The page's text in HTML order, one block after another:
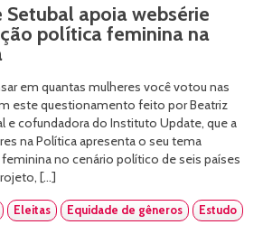
Setubal apoia websérie
política feminina na
em quantas mulheres você votou nas
este questionamento feito por Beatriz
e cofundadora do Instituto Update, que a
na Política apresenta o seu tema
feminina no cenário político de seis países
[…]
Eleitas Equidade de gêneros
Estudo